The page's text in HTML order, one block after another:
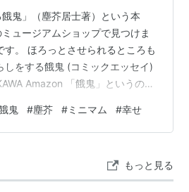
餓鬼」（塵芥居士著）という本
ュージアムショップで見つけま
す。 ほろっとさせられるところも
しをする餓鬼 (コミックエッセイ)
Amazon 「餓鬼」というの
きの姿です。本の挿絵にあるよ
お腹だけが膨らんでいる飢えた
を食べることができず、いつま
面白いのが、餓鬼にも種類があっ
鬼 #塵芥 #ミニマム #幸せ
もっと見る